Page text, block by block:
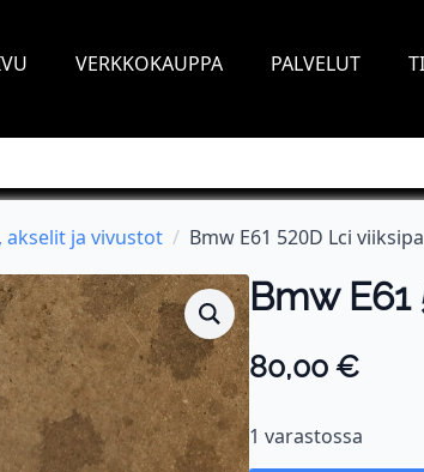
VERKKOKAUPPA PALVELUT
akselit ja vivustot Bmw E61 520D Lci
Bmw
80,00€
1 varastossa